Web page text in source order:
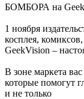
БОМБОРА на
1 ноября
косплея,
GeekVision –
В зоне маркета
которые помогут
и не только